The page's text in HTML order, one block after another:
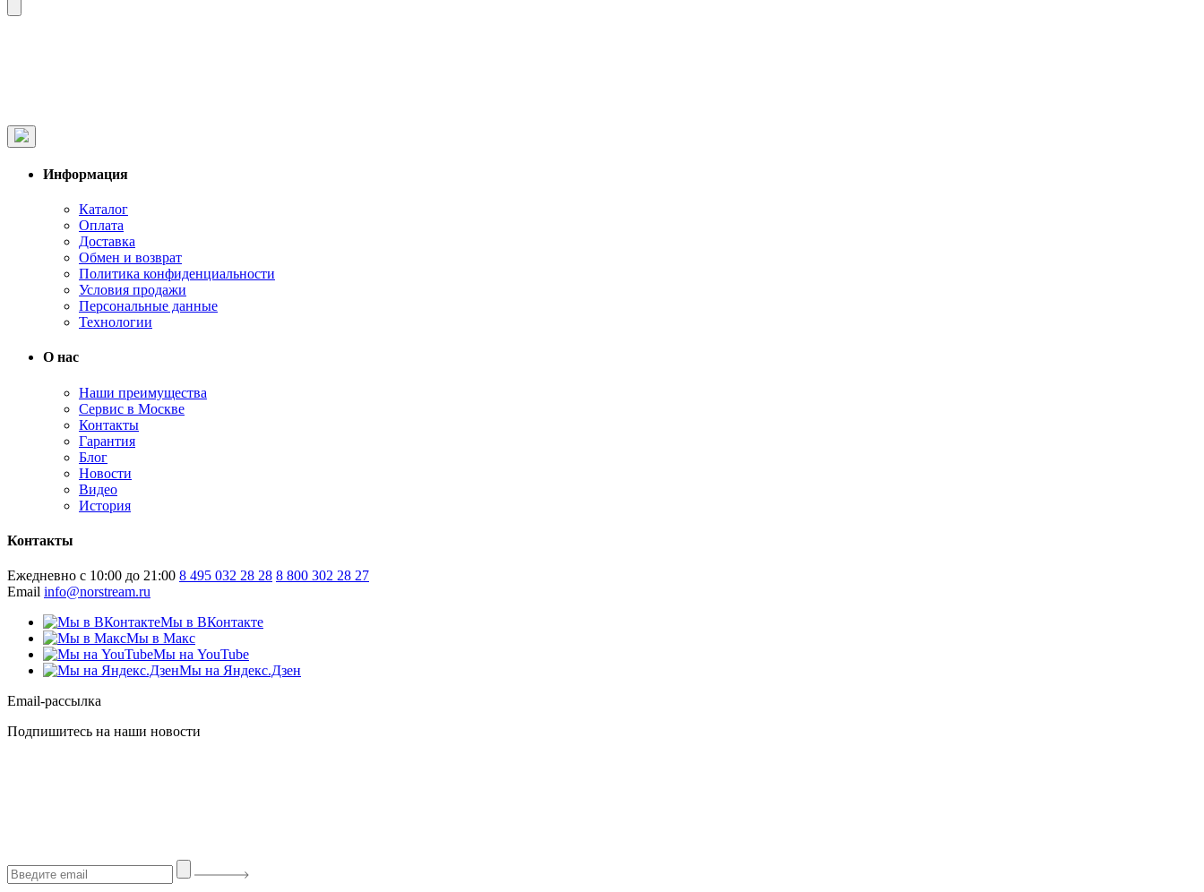
Информация
Каталог
Оплата
Доставка
Обмен и возврат
Политика конфиденциальности
Условия продажи
Персональные данные
Технологии
О нас
Наши преимущества
Сервис в Москве
Контакты
Гарантия
Блог
Новости
Видео
История
Контакты
Ежедневно с 10:00 до 21:00 8 495 032 28 28 8 800 302 28 27
Email info@norstream.ru
Мы в ВКонтакте
Мы в Макс
Мы на YouTube
Мы на Яндекс.Дзен
Email-рассылка
Подпишитесь на наши новости